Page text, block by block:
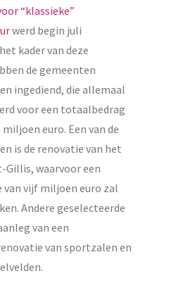
“klassieke”
werd begin juli
kader van deze
de gemeenten
ingediend, die allemaal
voor een totaalbedrag
euro. Een van de
is de renovatie van het
Gillis, waarvoor een
van vijf miljoen euro zal
Andere geselecteerde
van een
van sportzalen en